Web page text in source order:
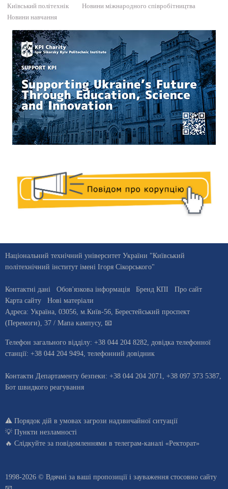
Київський політехнік
Новини міжнародного співробітництва
Новини навчання
Національний технічний університет України "Київський
політехнічний інститут імені Ігоря Сікорського"
Контактні дані Обов'язкова інформація Бренд КПІ
Про сайт
Карта сайту
Нові матеріали
Адреса: Україна 03056 , м. Київ-56, Берестейський проспект
(Перемоги), 37 / Мапа кампусу, 📧
Телефон загального відділу: +38 044 204 8282, довiдка телефонної
станцiї: +38 044 204 9494, телефонний довідник
Контакти Департаменту безпеки: +38 044 204 2071, +38 097 373 5387,
Бот швидкого реагування
⚠️ Порядок дій в умовах загрози надзвичайної ситуації
💡 Пункти незламності
🔥 Слідкуйте за повідомленнями в телеграм-каналі «Ректорат»
1998-2026 © Вдячні за ваші пропозиції і зауваження стосовно сайту